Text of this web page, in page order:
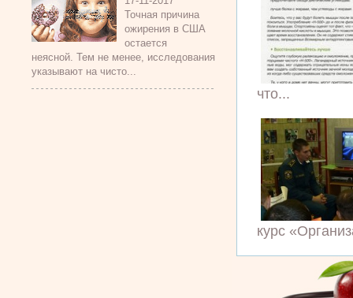
Точная причина
ожирения в США
остается
неясной. Тем не менее, исследования
указывают на чисто...
что...
курс